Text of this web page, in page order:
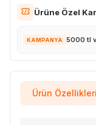
Ürüne Özel
KAMPANYA 5000 tl
Ürün Özellikleri